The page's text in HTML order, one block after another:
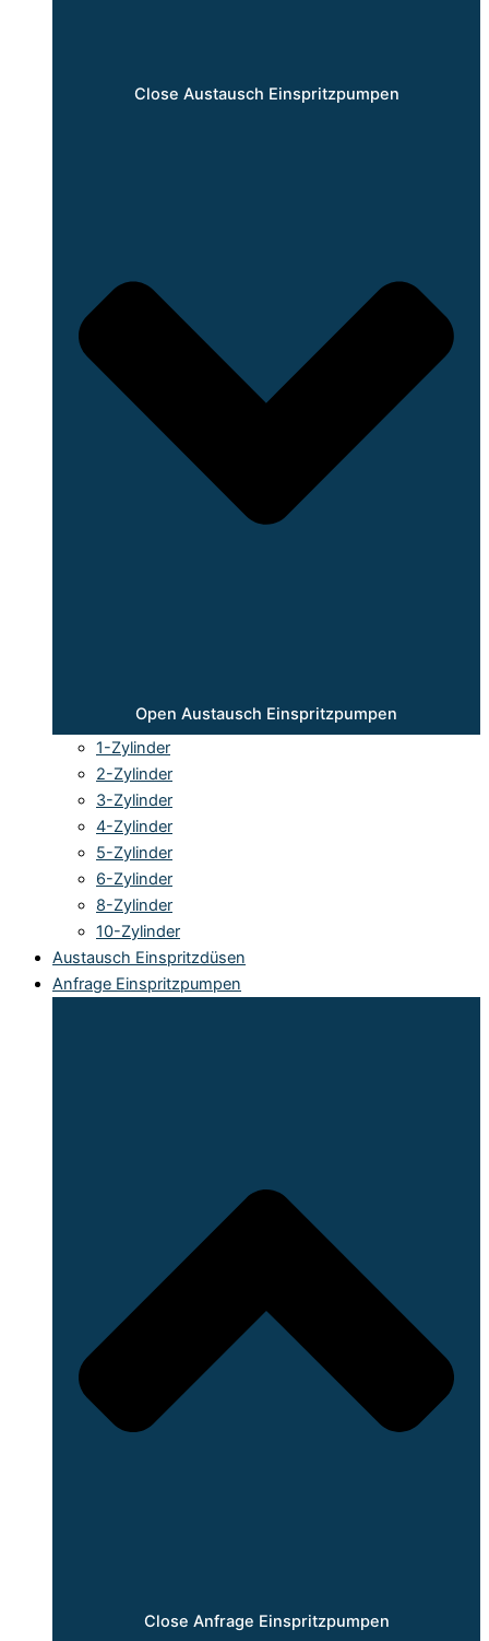
Close Austausch Einspritzpumpen
Open Austausch Einspritzpumpen
1-Zylinder
2-Zylinder
3-Zylinder
4-Zylinder
5-Zylinder
6-Zylinder
8-Zylinder
10-Zylinder
Austausch Einspritzdüsen
Anfrage Einspritzpumpen
Close Anfrage Einspritzpumpen